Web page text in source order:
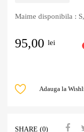
Maime disponibila :
95,00 lei
Adauga la
SHARE (0)